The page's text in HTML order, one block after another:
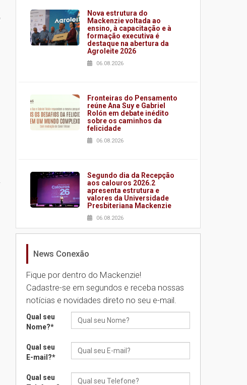
Nova estrutura do
Mackenzie voltada ao
ensino, à capacitação e à
formação executiva é
destaque na abertura da
Agroleite 2026
06.08.2026
Fronteiras do Pensamento
reúne Ana Suy e Gabriel
Rolón em debate inédito
sobre os caminhos da
felicidade
06.08.2026
Segundo dia da Recepção
aos calouros 2026.2
apresenta estrutura e
valores da Universidade
Presbiteriana Mackenzie
06.08.2026
Nova apresentação do
brasileira
05.08.2026
Universidade Mackenzie
realizará nova edição da
05.08.2026
News Conexão
Fique por dentro do Mackenzie!
Cadastre-se em segundos e receba nossas
notícias e novidades direto no seu e-mail.
Qual seu
Nome?*
Qual seu
E-mail?*
Qual seu